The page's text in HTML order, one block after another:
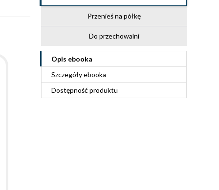
Przenieś na półkę
Do przechowalni
Opis ebooka
Szczegółyebooka
Dostępność produktu